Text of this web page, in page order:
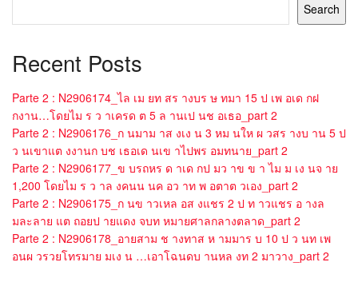
Search
Recent Posts
Parte 2 : N2906174_ไล เม ยท สร างบร ษ ทมา 15 ป เพ อเด กฝ
กงาน…โดยไม ร ว าเครด ต 5 ล านเป นช อเธอ_part 2
Parte 2 : N2906176_ก นมาม าส งเง น 3 หม นให ผ วสร างบ าน 5 ป
ว นเขาแต งงานก บช เธอเด นเข าไปพร อมทนาย_part 2
Parte 2 : N2906177_ข บรถหร ด าเด กป มว าข ข า ไม ม เง นจ าย
1,200 โดยไม ร ว าล งคนน นค อว าท พ อตาต วเอง_part 2
Parte 2 : N2906175_ก นข าวเหล อส งแชร 2 ป ท าวแชร อ างล
มละลาย แต ถอยป ายแดง จบท หมายศาลกลางตลาด_part 2
Parte 2 : N2906178_อายสาม ช างทาส ห ามมาร บ 10 ป ว นท เพ
อนผ วรวยโทรมาย มเง น …เอาโฉนดบ านหล งท 2 มาวาง_part 2